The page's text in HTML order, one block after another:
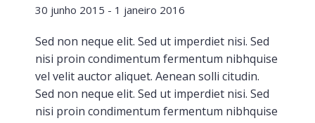
30 junho 2015 - 1 janeiro 2016
Sed non neque elit. Sed ut imperdiet nisi. Sed
nisi proin condimentum fermentum nibhquise
vel velit auctor aliquet. Aenean solli citudin.
Sed non neque elit. Sed ut imperdiet nisi. Sed
nisi proin condimentum fermentum nibhquise